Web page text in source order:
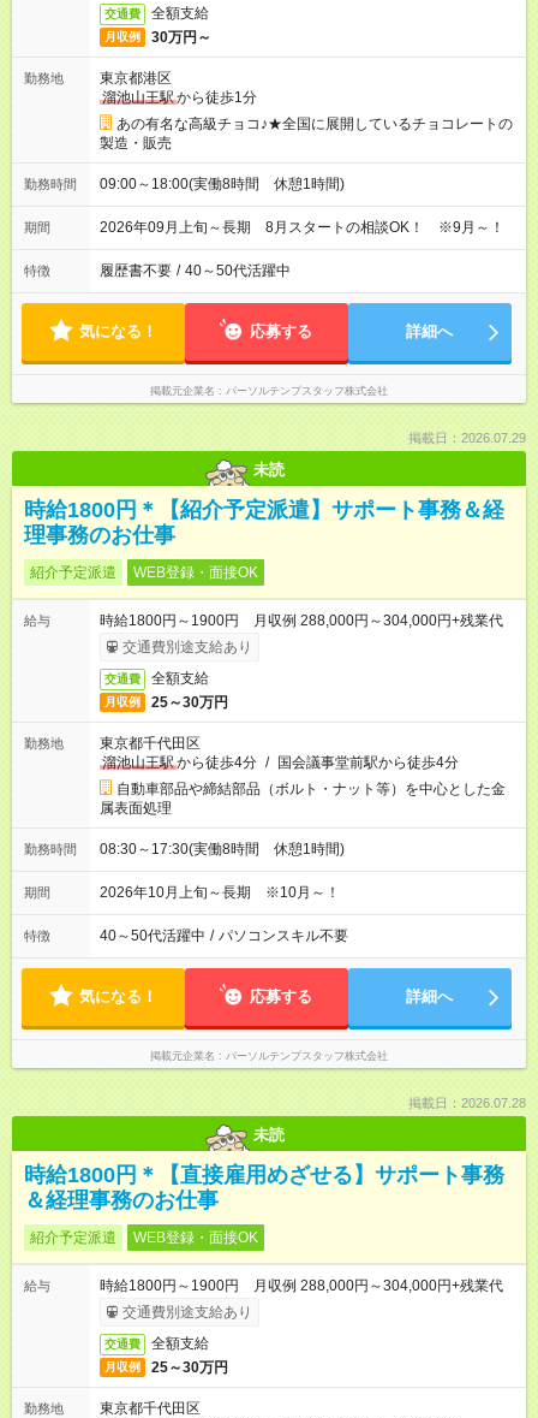
交通費 全額支給
月収例 30万円～
勤務地
東京都港区
溜池山王駅から徒歩1分
あの有名な高級チョコ♪★全国に展開しているチョコレートの
製造・販売
勤務時間 09:00～18:00(実働8時間 休憩1時間)
期間 2026年09月上旬～長期 8月スタートの相談OK！ ※9月～！
特徴 履歴書不要 / 40～50代活躍中
気になる！ 応募する 詳細へ
掲載元企業名 パーソルテンプスタッフ株式会社
掲載日：2026.07.29
未読
時給1800円＊【紹介予定派遣】サポート事務＆経
理事務のお仕事
紹介予定派遣 WEB登録・面接OK
給与
時給1800円～1900円 月収例 288,000円～304,000円+残業代
交通費別途支給あり
交通費 全額支給
月収例 25～30万円
勤務地
東京都千代田区
溜池山王駅から徒歩4分 / 国会議事堂前駅から徒歩4分
自動車部品や締結部品（ボルト・ナット等）を中心とした金
属表面処理
勤務時間 08:30～17:30(実働8時間 休憩1時間)
期間 2026年10月上旬～長期 ※10月～！
特徴 40～50代活躍中 / パソコンスキル不要
気になる！ 応募する 詳細へ
掲載元企業名 パーソルテンプスタッフ株式会社
掲載日：2026.07.28
未読
時給1800円＊【直接雇用めざせる】サポート事務
＆経理事務のお仕事
紹介予定派遣 WEB登録・面接OK
給与
時給1800円～1900円 月収例 288,000円～304,000円+残業代
交通費別途支給あり
交通費 全額支給
月収例 25～30万円
勤務地
東京都千代田区